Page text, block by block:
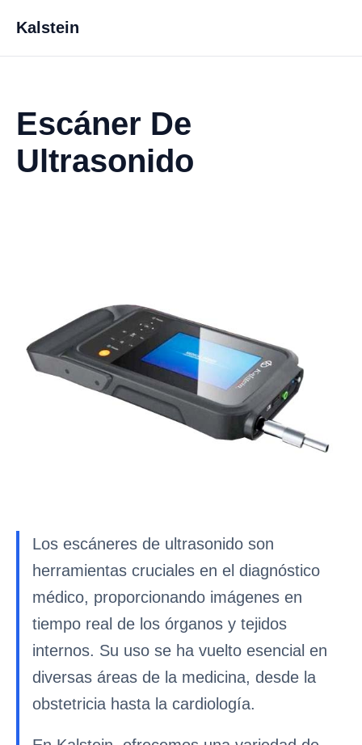
Kalstein
Escáner De
Ultrasonido
Los escáneres de ultrasonido son
herramientas cruciales en el diagnóstico
médico, proporcionando imágenes en
tiempo real de los órganos y tejidos
internos. Su uso se ha vuelto esencial en
diversas áreas de la medicina, desde la
obstetricia hasta la cardiología.